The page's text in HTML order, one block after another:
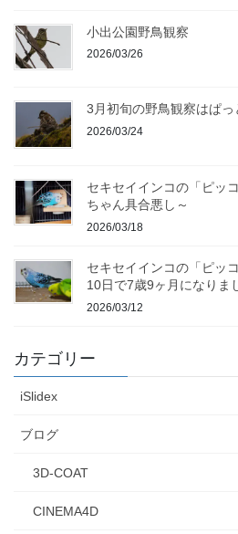
小出公園野鳥観察
2026/03/26
3月初旬の野鳥観察はぱっ
2026/03/24
セキセイインコの「ピッ
ちゃん具合悪し～
2026/03/18
セキセイインコの「ピッ
10日で7歳9ヶ月になりま
2026/03/12
カテゴリー
iSlidex
ブログ
3D-COAT
CINEMA4D